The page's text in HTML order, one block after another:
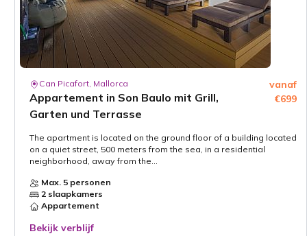
Can Picafort, Mallorca
Appartement in Son Baulo mit Grill,
Garten und Terrasse
vanaf
€699
The apartment is located on the ground floor of a building located
on a quiet street, 500 meters from the sea, in a residential
neighborhood, away from the...
Max. 5 personen
2 slaapkamers
Appartement
Bekijk verblijf